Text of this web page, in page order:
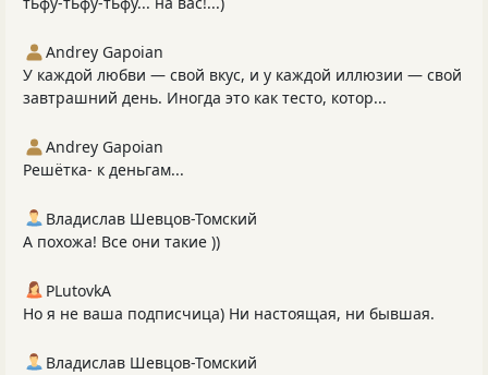
Andrey Gapoian
У каждой любви — свой вкус, и у каждой иллюзии — свой
завтрашний день. Иногда это как тесто, котор...
Andrey Gapoian
Решётка- к деньгам...
Владислав Шевцов-Томский
А похожа! Все они такие ))
PLutоvkА
Но я не ваша подписчица) Ни настоящая, ни бывшая.
Владислав Шевцов-Томский